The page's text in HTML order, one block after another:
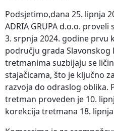
Podsjetimo,dana 25. lipnja
ADRIA GRUPA d.o.o.
3. srpnja 2024. godine prvu
području grada Slavonskog
tretmanima suzbijaju se
stajačicama, što je ključno
razvoja do odraslog oblika.
tretman proveden je 10.
korekcija tretmana 18.